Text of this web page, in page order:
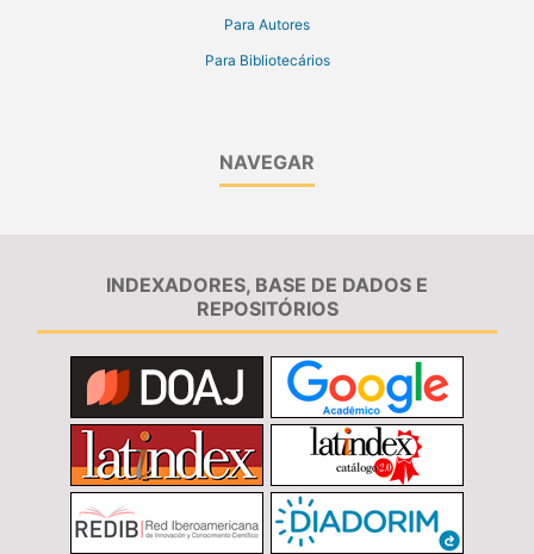
Para Autores
Para Bibliotecários
NAVEGAR
INDEXADORES, BASE DE DADOS E
REPOSITÓRIOS